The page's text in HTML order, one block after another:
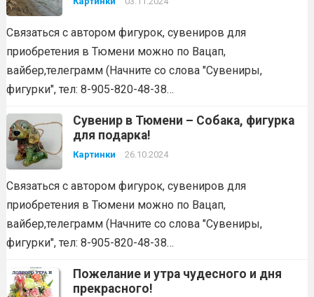
Связаться с автором фигурок, сувениров для
приобретения в Тюмени можно по Вацап,
вайбер,телеграмм (Начните со слова "Сувениры,
фигурки", тел: 8-905-820-48-38…
Сувенир в Тюмени – Собака, фигурка
для подарка!
Картинки 26.10.2024
Связаться с автором фигурок, сувениров для
приобретения в Тюмени можно по Вацап,
вайбер,телеграмм (Начните со слова "Сувениры,
фигурки", тел: 8-905-820-48-38…
Пожелание и утра чудесного и дня
прекрасного!